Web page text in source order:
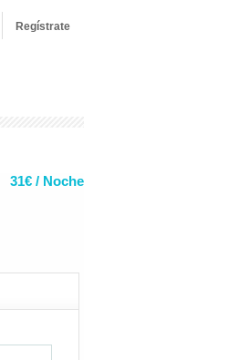
Regístrate
31€ / Noche